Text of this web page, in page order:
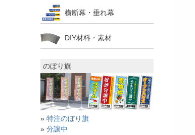
横断幕・垂れ幕
DIY材料・素材
のぼり旗
» 特注のぼり旗
» 分譲中